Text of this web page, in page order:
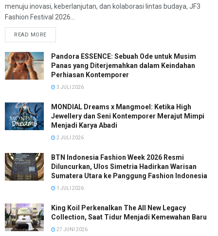
menuju inovasi, keberlanjutan, dan kolaborasi lintas budaya, JF3
Fashion Festival 2026...
READ MORE
Pandora ESSENCE: Sebuah Ode untuk Musim
Panas yang Diterjemahkan dalam Keindahan
Perhiasan Kontemporer
3 JULI 2026
MONDIAL Dreams x Mangmoel: Ketika High
Jewellery dan Seni Kontemporer Merajut Mimpi
Menjadi Karya Abadi
2 JULI 2026
BTN Indonesia Fashion Week 2026 Resmi
Diluncurkan, Ulos Simetria Hadirkan Warisan
Sumatera Utara ke Panggung Fashion Indonesia
1 JULI 2026
King Koil Perkenalkan The All New Legacy
Collection, Saat Tidur Menjadi Kemewahan Baru
27 JUNI 2026